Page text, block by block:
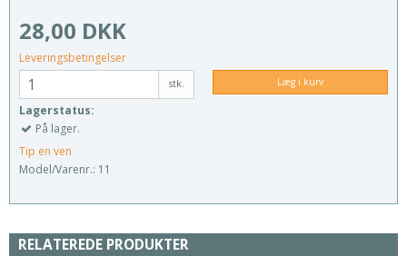
28,00 DKK
Leveringsbetingelser
stk. Læg i kurv
Lagerstatus:
På lager.
Tip en ven
Model/Varenr.: 11
RELATEREDE PRODUKTER